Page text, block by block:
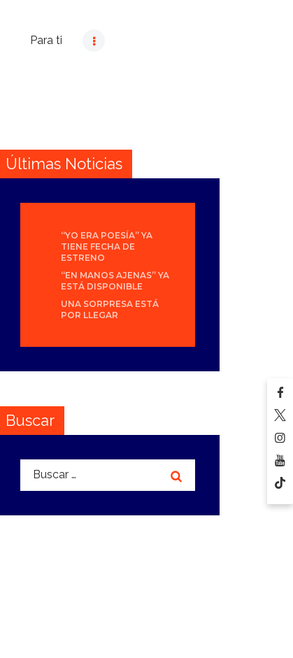
Para ti
Últimas Noticias
“YO ERA POESÍA” YA
TIENE FECHA DE
ESTRENO
“EN MANOS AJENAS” YA
ESTÁ DISPONIBLE
UNA SORPRESA ESTÁ
POR LLEGAR
Buscar
Buscar: